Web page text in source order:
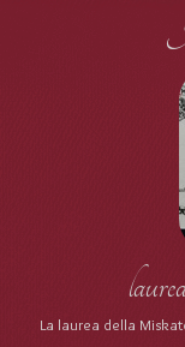
La laurea della